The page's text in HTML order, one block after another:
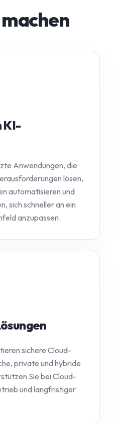
KI-
Anwendungen, die
lösen,
automatisieren und
sich schneller an ein
anzupassen.
sichere Cloud-
private und hybride
Sie bei Cloud-
und langfristiger